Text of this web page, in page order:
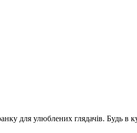
для улюблених глядачів. Будь в